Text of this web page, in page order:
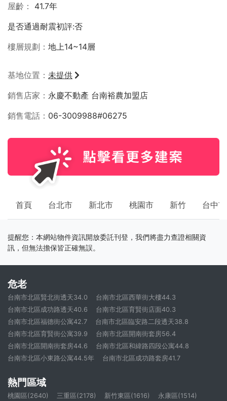
屋齡
41.7年
是否通過耐震初評:否
樓層規劃
地上14~14層
基地位置
未提供
銷售店家
永慶不動產 台南裕農加盟店
銷售電話
06-3009988#06275
首頁 台北市 新北市 桃園市 新竹 台中市
提醒您：本網站物件資訊開放委託刊登，我們將盡力查證相關資
訊，但無法擔保皆正確無誤。
危老
台南市北區賢北街透天34.0
台南市北區西華街大樓44.3
台南市北區成功路透天40.6
台南市北區育賢街店面40.3
台南市北區福德街公寓42.7
台南市北區臨安路二段透天38.8
台南市北區育賢街公寓39.9
台南市北區開南街套房56.4
台南市北區開南街套房44.6
台南市北區和緯路四段公寓44.8
台南市北區小東路公寓44.5年
台南市北區成功路套房41.7
熱門區域
桃園區(2640) 三重區(2178) 新竹東區(1616)
永康區(1514)